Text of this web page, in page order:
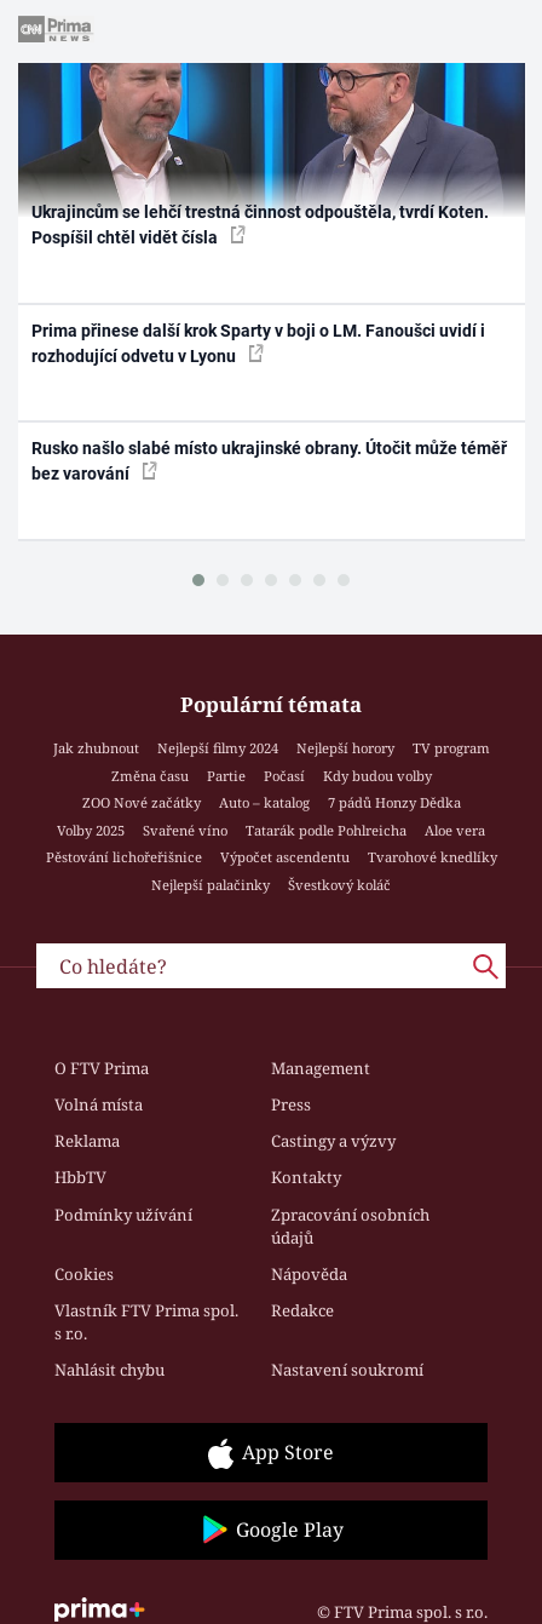
Ukrajincům se lehčí trestná činnost odpouštěla, tvrdí Koten.
Pospíšil chtěl vidět čísla
Prima přinese další krok Sparty v boji o LM. Fanoušci uvidí i
rozhodující odvetu v Lyonu
Rusko našlo slabé místo ukrajinské obrany. Útočit může téměř
bez varování
Populární témata
Jak zhubnout Nejlepší filmy 2024 Nejlepší horory
TV program
Změna času
Partie Počasí
Kdy budou volby
ZOO Nové začátky
Auto – katalog
7 pádů Honzy Dědka
Volby 2025
Svařené víno Tatarák podle Pohlreicha
Aloe vera
Pěstování lichořeřišnice
Výpočet ascendentu
Tvarohové knedlíky
Nejlepší palačinky
Švestkový koláč
O FTV Prima
Management
Volná místa
Press
Reklama
Castingy a výzvy
HbbTV
Kontakty
Podmínky užívání
Zpracování osobních
údajů
Cookies
Nápověda
Vlastník FTV Prima spol.
s r.o.
Redakce
Nahlásit chybu Nastavení soukromí
App Store
Google Play
© FTV Prima spol. s r.o.